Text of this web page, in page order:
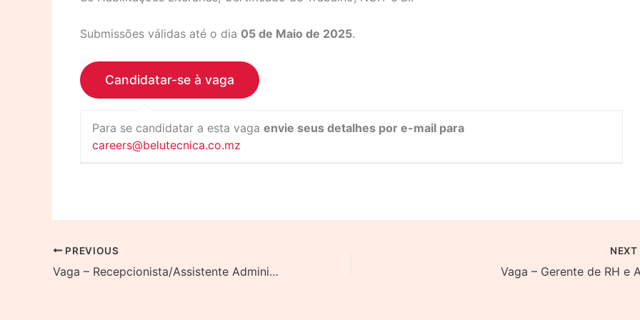
Submissões válidas até o dia 05 de Maio de 2025.
Para se candidatar a esta vaga envie seus detalhes por e-mail para
careers@belutecnica.co.mz
PREVIOUS
Vaga – Recepcionista/Assistente Administrativo(a)
NEXT
Vaga – Gerente de RH e